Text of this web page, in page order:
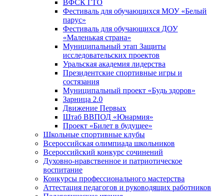
ВФСК ГТО
Фестиваль для обучающихся МОУ «Белый
парус»
Фестиваль для обучающихся ДОУ
«Маленькая страна»
Муниципальный этап Защиты
исследовательских проектов
Уральская академия лидерства
Президентские спортивные игры и
состязания
Муниципальный проект «Будь здоров»
Зарница 2.0
Движение Первых
Штаб ВВПОД «Юнармия»
Проект «Билет в будущее»
Школьные спортивные клубы
Всероссийская олимпиада школьников
Всероссийский конкурс сочинений
Духовно-нравственное и патриотическое
воспитание
Конкурсы профессионального мастерства
Аттестация педагогов и руководящих работников